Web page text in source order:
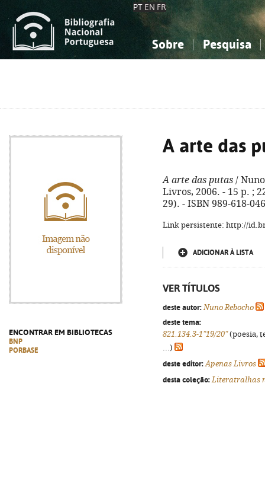
PT EN FR
Sobre Pesquisa
ENCONTRAR EM BIBLIOTECAS
BNP
PORBASE
A arte das
A arte das putas /
Livros, 2006. - 15 p. ;
29). - ISBN 989-618-
Link persistente: http://
ADICIONAR À LISTA
VER TÍTULOS
deste autor: Nuno Rebocho
deste tema:
821.134.3-1"19/20"(poesia,
...)
deste editor: Apenas Livros
desta coleção: Literatralhas